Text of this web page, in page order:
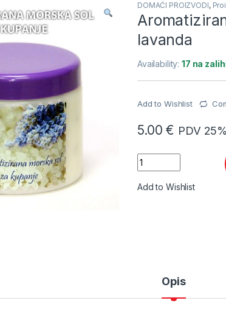
DOMAĆI PROIZVODI,
lavanda
Availability:17 na
Add to Wishlist
5.00€ PDV
Aromatizirana
Add to Wishlist
Opis